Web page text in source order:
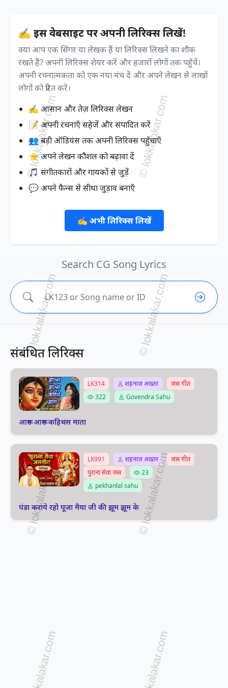
✍️ इस वेबसाइट पर अपनी लिरिक्स लिखें!
क्या आप एक सिंगर या लेखक हैं या लिरिक्स लिखने का शौक
रखते हैं? अपनी लिरिक्स शेयर करें और हजारों लोगों तक पहुँचें।
अपनी रचनात्मकता को एक नया मंच दें और अपने लेखन से लाखों
लोगों को प्रेरित करें।
✍️ आसान और तेज़ लिरिक्स लेखन
📝 अपनी रचनाएँ सहेजें और संपादित करें
👥 बड़ी ऑडियंस तक अपनी लिरिक्स पहुँचाएँ
⭐ अपने लेखन कौशल को बढ़ावा दें
🎵 संगीतकारों और गायकों से जुड़ें
💬 अपने फैन्स से सीधा जुड़ाव बनाएँ
✍️ अभी लिरिक्स लिखें
Search CG Song Lyrics
संबंधित लिरिक्स
LK314 शहनाज़ अख्तर
जस गीत
322
Govendra Sahu
आरूग आरूग कहिथस माता
LK991 शहनाज़ अख्तर
जस गीत
पुराना सेवा जस
23
pekhanlal sahu
पंडा कराये रहो पूजा मैया जी की झूम झूम के